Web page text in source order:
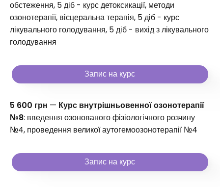
обстеження, 5 діб - курс детоксикації, методи
озонотерапії, вісцеральна терапія, 5 діб - курс
лікувального голодування, 5 діб - вихід з лікувального
голодування
Запис на курс
5 600 грн — Курс внутрішньовенної озонотерапії
№8: введення озонованого фізіологічного розчину
№4, проведення великої аутогемоозонотерапії №4
Запис на курс